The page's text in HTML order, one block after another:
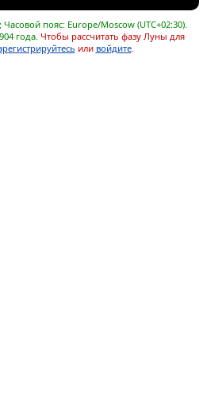
пояс: Europe/Moscow (UTC+02:30).
года. Чтобы рассчитать фазу Луны для
или войдите.